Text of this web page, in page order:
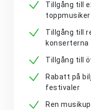
Tillgång till
toppmusiker
Tillgång till
konserterna
Tillgång till
Rabatt på
festivaler
Ren